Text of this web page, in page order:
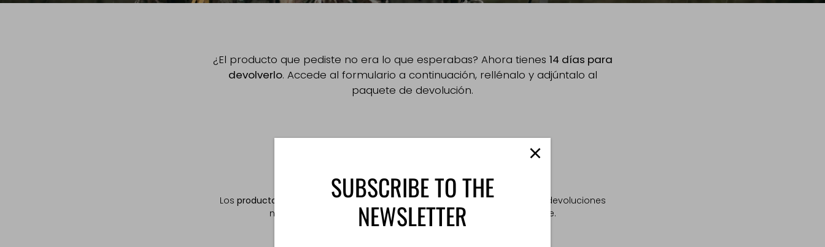
¿El producto que pediste no era lo que esperabas? Ahora tienes 14 días para
devolverlo. Accede al formulario a continuación, rellénalo y adjúntalo al
paquete de devolución.
Los productos personalizados/personalizados a medida
no están sujetos a devoluciones
ni cambios, ya que se fabrican bajo pedido individual del cliente.
SUBSCRIBE TO THE
NEWSLETTER